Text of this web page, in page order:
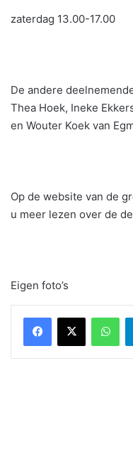
zaterdag 13.00-17.00
De andere
Thea Hoek, Ineke
en Wouter Koek van
Op de website van de
u meer lezen over de
Eigen foto’s